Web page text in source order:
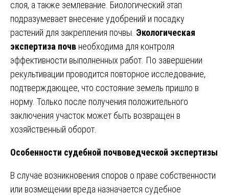
слоя, а также землевание. Биологический этап
подразумевает внесение удобрений и посадку
растений для закрепления почвы. Экологическая
экспертиза почв необходима для контроля
эффективности выполненных работ. По завершении
рекультивации проводится повторное исследование,
подтверждающее, что состояние земель пришло в
норму. Только после получения положительного
заключения участок может быть возвращен в
хозяйственный оборот.
Особенности судебной почвоведческой экспертизы
В случае возникновения споров о праве собственности
или возмещении вреда назначается судебное